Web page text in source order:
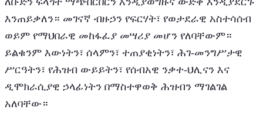
እንጠይቃለን። መገናኛ ብዙኃን የፍርሃት፣ የወታደራዊ አስተሳሰብ
ወይም የማህበራዊ መከፋፈያ መሣሪያ መሆን የለባቸውም።
ይልቁንም እውነትን፣ ሰላምን፣ ተጠያቂነትን፣ ሕገ-መንግሥታዊ
ሥርዓትን፣ የሕዝብ ውይይትን፣ የሰብአዊ ንቃተ-ህሊናን እና
ዲሞክራሲያዊ ኃላፊነትን በማስተዋወቅ ሕዝብን ማገልገል
አለባቸው።